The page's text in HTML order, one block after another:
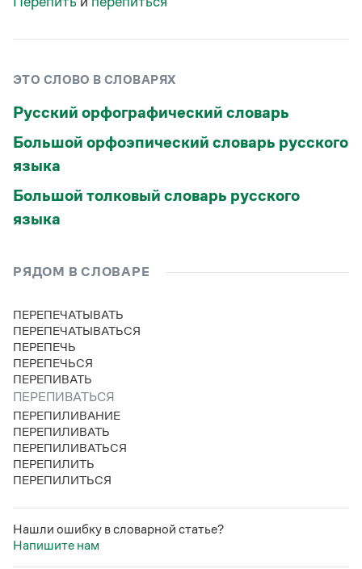
Статьи
Интервью
Рекомендуем
Учебник Грамоты
Правила русского языка: от азов до тонкостей
Интерактивные упражнения: от простого к сложному
Скороговорки
Издательство
Научпоп
Учебники и справочники
Все книги
ЭТО СЛОВО В СЛОВАРЯХ
Русский орфографический словарь
Большой орфоэпический словарь русского
языка
Большой толковый словарь русского
языка
РЯДОМ В СЛОВАРЕ
ПЕРЕПЕЧАТЫВАТЬ
ПЕРЕПЕЧАТЫВАТЬСЯ
ПЕРЕПЕЧЬ
ПЕРЕПЕЧЬСЯ
ПЕРЕПИВАТЬ
ПЕРЕПИВАТЬСЯ
ПЕРЕПИЛИВАНИЕ
ПЕРЕПИЛИВАТЬ
ПЕРЕПИЛИВАТЬСЯ
ПЕРЕПИЛИТЬ
ПЕРЕПИЛИТЬСЯ
Нашли ошибку в словарной статье?
Напишите нам